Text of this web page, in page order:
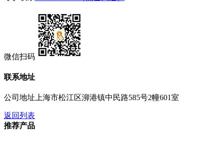
微信扫码
联系地址
公司地址上海市松江区泖港镇中民路585号2幢601室
返回列表
推荐产品